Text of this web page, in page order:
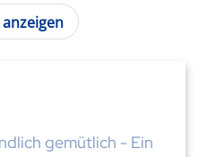
gemütlich - Ein